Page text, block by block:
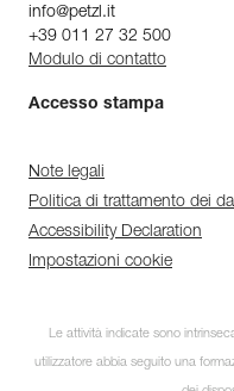
info@petzl.it
+39 011 27 32 500
Modulo di contatto
Accesso stampa
Note legali
Politica di trattamento dei
Accessibility Declaration
Impostazioni cookie
Le attività indicate sono
utilizzatore abbia seguito una